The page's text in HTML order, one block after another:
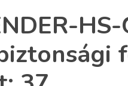
HS-